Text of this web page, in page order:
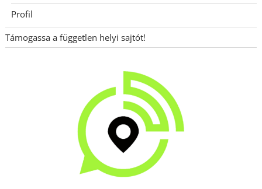
Profil
Támogassa a független helyi sajtót!